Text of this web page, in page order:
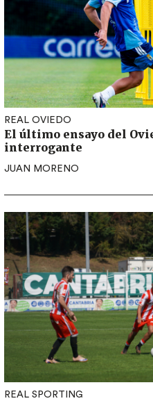
REAL OVIEDO
El último ensayo del
interrogante
JUAN MORENO
REAL SPORTING